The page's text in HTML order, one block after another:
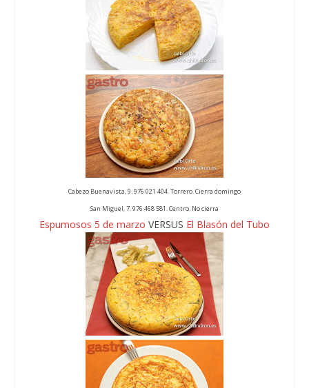
Cabezo Buenavista, 9. 976 021 404. Torrero. Cierra domingo
San Miguel, 7. 976 468 581. Centro. No cierra
Espumosos 5 de marzo VERSUS El Blasón del Tubo